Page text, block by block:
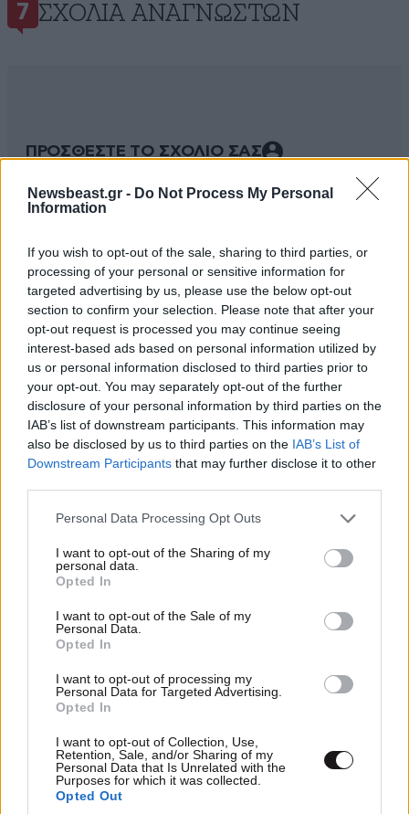
Newsbeast.gr - Do Not Process My Personal
Information
If you wish to opt-out of the sale, sharing to third parties, or
processing of your personal or sensitive information for
targeted advertising by us, please use the below opt-out
section to confirm your selection. Please note that after your
opt-out request is processed you may continue seeing
interest-based ads based on personal information utilized by
us or personal information disclosed to third parties prior to
your opt-out. You may separately opt-out of the further
disclosure of your personal information by third parties on the
IAB’s list of downstream participants. This information may
also be disclosed by us to third parties on the IAB’s List of
Downstream Participants that may further disclose it to other
Please note that this website/app uses one or more Google
not limited to your visit or usage behaviour. You may click to
grant or deny consent to Google and its third-party tags to
use your data for below specified purposes in below Google
consent section.
Personal Data Processing Opt Outs
I want to opt-out of the Sharing of my
personal data.
Opted In
I want to opt-out of the Sale of my
Personal Data.
Opted In
I want to opt-out of processing my
Personal Data for Targeted Advertising.
Opted In
I want to opt-out of Collection, Use,
Retention, Sale, and/or Sharing of my
Personal Data that Is Unrelated with the
Purposes for which it was collected.
Opted Out
7 ΣΧΌΛΙΑ ΑΝΑΓΝΩΣΤΏΝ
ΠΡΟΣΘΕΣΤΕ ΤΟ ΣΧΟΛΙΟ ΣΑΣ
Xαρακτήρες: 0/1000
Διαβάστε και ακολουθήστε τους κανόνες σχολιασμού
ΠΡΟΣΘΗΚΗ
τό 'χει χούϊ ......... θα της κοπεί !!!
Απαντήστε